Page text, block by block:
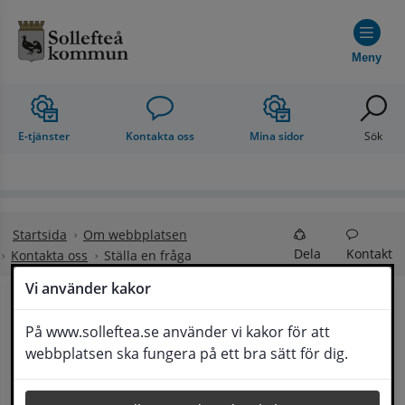
Vi använder kakor
På www.solleftea.se använder vi kakor för att
webbplatsen ska fungera på ett bra sätt för dig.
Meny
E-tjänster Kontakta oss Mina sidor Sök
Startsida
Om webbplatsen
Kontakta oss
Ställa en fråga Dela Kontakt
Ställa en fråga
Om din fråga är omfattande kan det bli aktuellt